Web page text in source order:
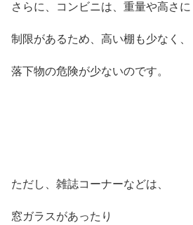
さらに、コンビニは、重量や高さに
制限があるため、高い棚も少なく、
落下物の危険が少ないのです。
ただし、雑誌コーナーなどは、
窓ガラスがあったり